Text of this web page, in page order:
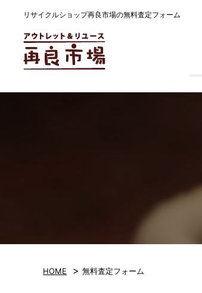
リサイクルショップ再良市場の無料査定フォーム
HOME > 無料査定フォーム